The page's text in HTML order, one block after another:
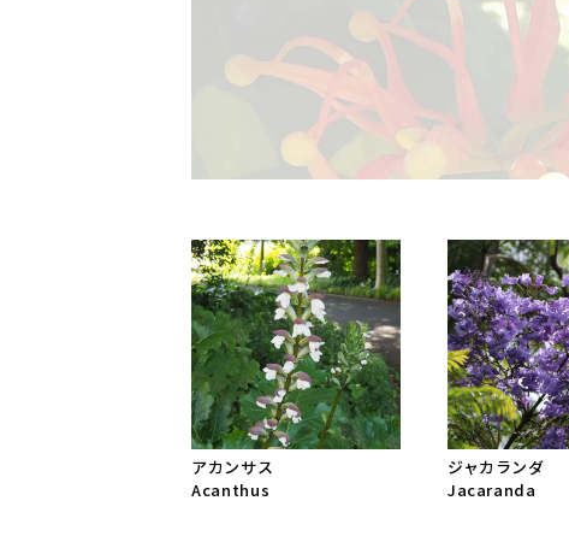
アカンサス
Acanthus
ジャカランダ
Jacaranda